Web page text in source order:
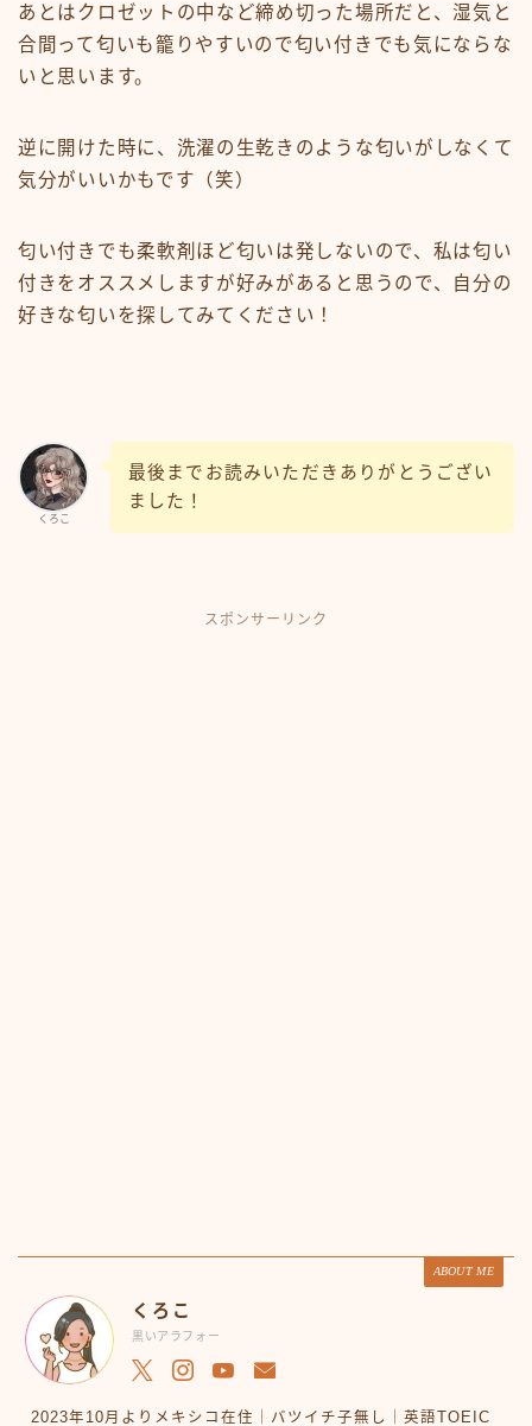
あとはクロゼットの中など締め切った場所だと、湿気と
合間って匂いも籠りやすいので匂い付きでも気にならな
いと思います。
逆に開けた時に、洗濯の生乾きのような匂いがしなくて
気分がいいかもです（笑）
匂い付きでも柔軟剤ほど匂いは発しないので、私は匂い
付きをオススメしますが好みがあると思うので、自分の
好きな匂いを探してみてください！
くろこ
最後までお読みいただきありがとうござい
ました！
スポンサーリンク
ABOUT ME
くろこ
黒いアラフォー
2023年10月よりメキシコ在住｜バツイチ子無し｜英語TOEIC